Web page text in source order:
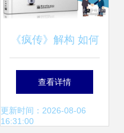
《疯传》解构 如何
让产品与思想像病
毒一样入侵人心
查看详情
更新时间：2026-08-06
16:31:00